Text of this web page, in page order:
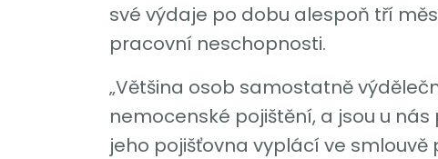
své výdaje po dobu alespoň tří
pracovní neschopnosti.
„Většina osob samostatně
nemocenské pojištění, a jsou u
jeho pojišťovna vyplácí ve smlouvě